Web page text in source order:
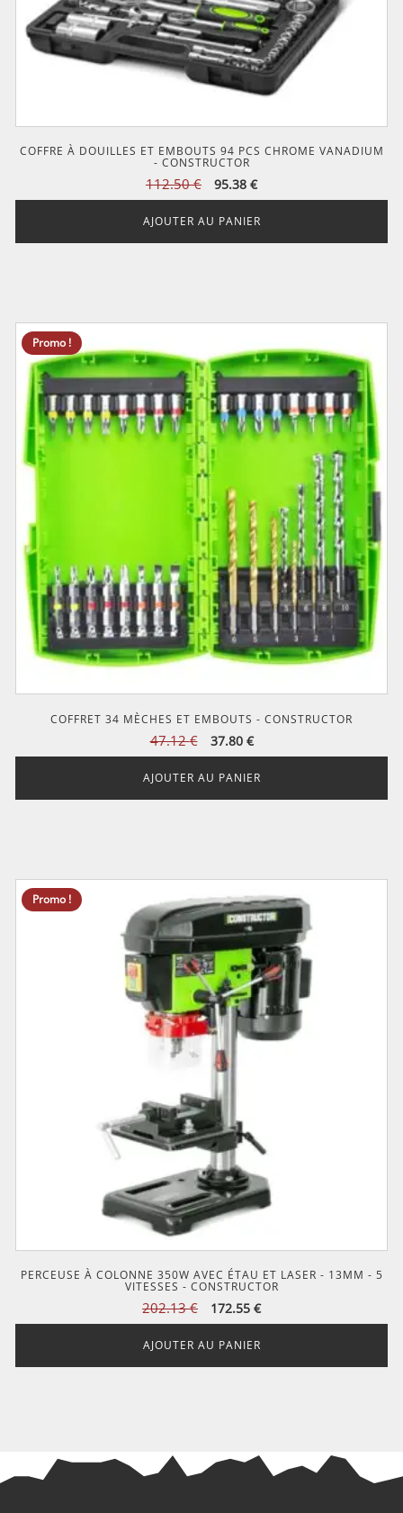
COFFRE À DOUILLES ET EMBOUTS 94 PCS CHROME VANADIUM
- CONSTRUCTOR
112.50€
Le
prix
était :
95.38 €
AJOUTER AU PANIER
Promo !
COFFRET 34 MÈCHES ET EMBOUTS - CONSTRUCTOR
47.12€
Le
prix
était :
37.80 €
est :
AJOUTER AU PANIER
Promo !
PERCEUSE À COLONNE 350W AVEC ÉTAU ET LASER - 13MM - 5
VITESSES - CONSTRUCTOR
202.13€
Le
prix
était :
172.55 €
AJOUTER AU PANIER